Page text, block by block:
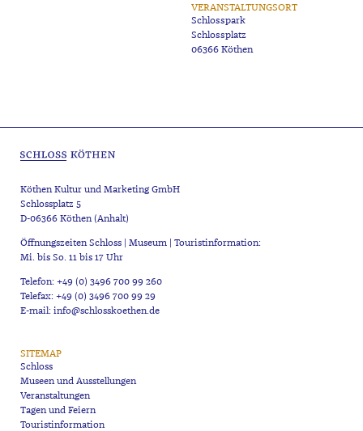
VERANSTALTUNGSORT
Schlosspark
Schlossplatz
06366 Köthen
Köthen Kultur und Marketing GmbH
Schlossplatz 5
D-06366 Köthen (Anhalt)
Öffnungszeiten Schloss | Museum | Touristinformation:
Mi. bis So. 11 bis 17 Uhr
Telefon: +49 (0) 3496 700 99 260
Telefax: +49 (0) 3496 700 99 29
E-mail: info@schlosskoethen.de
SITEMAP
Schloss
Museen und Ausstellungen
Veranstaltungen
Tagen und Feiern
Touristinformation